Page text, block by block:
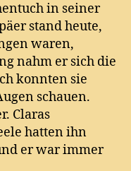
in seiner
stand heute,
waren,
nahm er sich die
konnten sie
schauen.
Claras
hatten ihn
er war immer